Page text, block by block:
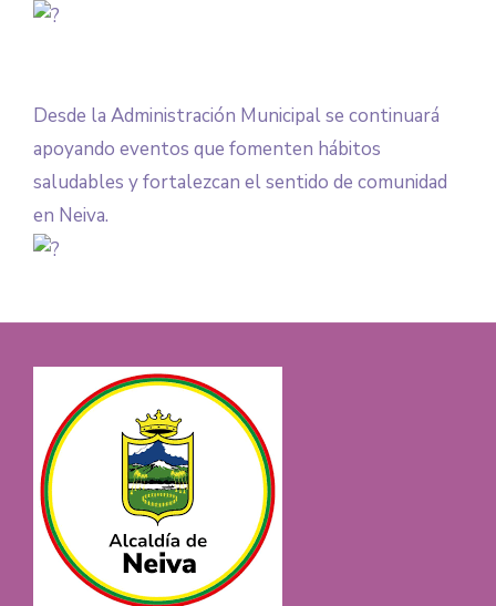
Desde la Administración Municipal se continuará
apoyando eventos que fomenten hábitos
saludables y fortalezcan el sentido de comunidad
en Neiva.